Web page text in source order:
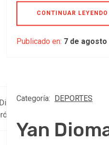
CONTINUAR LEYENDO
Publicado en: 7 de agosto
Categoría: DEPORTES
Yan